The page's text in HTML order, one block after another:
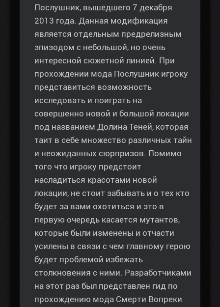
Послушник, вышедшего 7 декабря
2013 года. Данная модификация
является отдельным предрелизным
эпизодом с небольшой, но очень
интересной сюжетной линией. При
прохождении мода Послушник игроку
представиться возможность
исследовать и поиграть на
совершенно новой и большой локации
под названием Долина Теней, которая
таит в себе множество различных тайн
и неожиданных сюрпризов. Помимо
того что игроку предстоит
насладиться красотами новой
локации, не стоит забывать и о тех кто
будет за вами охотиться и это в
первую очередь касается мутантов,
которые были изменены и отчасти
усилены в связи с чем главному герою
будет проблемой избежать
столкновения с ними. Разработчиками
на этот раз был представлен гид по
прохождению мода Смерти Вопреки